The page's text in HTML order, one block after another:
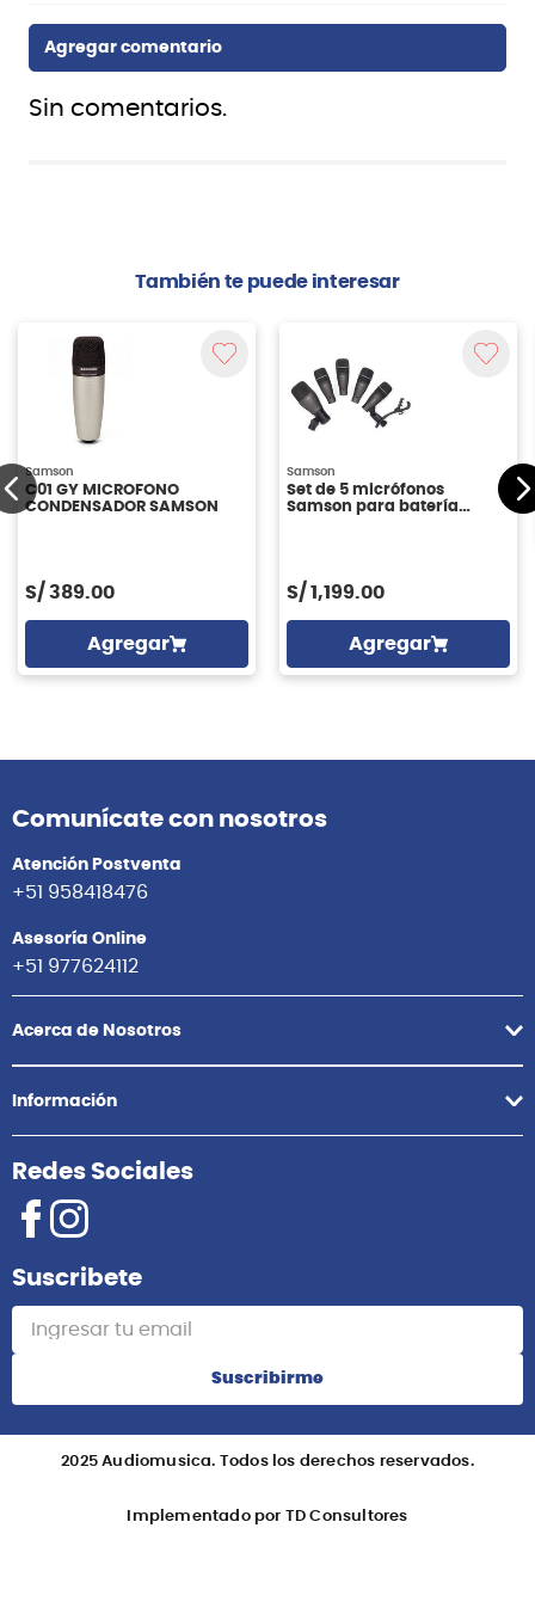
Sin comentarios.
También te puede interesar
Samson
C01 GY MICROFONO
CONDENSADOR SAMSON
S/ 389.00
Agregar
Samson
Set de 5 micrófonos
Samson para batería
S/ 1,199.00
Agregar
Comunícate con nosotros
Atención Postventa
+51 958418476
Asesoría Online
+51 977624112
Acerca de Nosotros
Información
Redes Sociales
Suscribete
Suscribirme
2025 Audiomusica. Todos los derechos reservados.
Implementado por TD Consultores